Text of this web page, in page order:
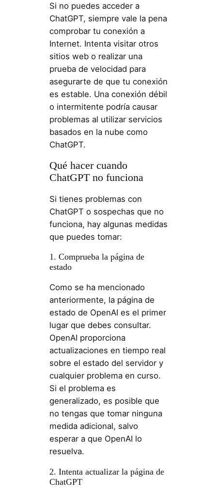
Si no puedes acceder a
ChatGPT, siempre vale la pena
comprobar tu conexión a
Internet. Intenta visitar otros
sitios web o realizar una
prueba de velocidad para
asegurarte de que tu conexión
es estable. Una conexión débil
o intermitente podría causar
problemas al utilizar servicios
basados en la nube como
ChatGPT.
Qué hacer cuando
ChatGPT no funciona
Si tienes problemas con
ChatGPT o sospechas que no
funciona, hay algunas medidas
que puedes tomar:
1. Comprueba la página de
estado
Como se ha mencionado
anteriormente, la página de
estado de OpenAI es el primer
lugar que debes consultar.
OpenAI proporciona
actualizaciones en tiempo real
sobre el estado del servidor y
cualquier problema en curso.
Si el problema es
generalizado, es posible que
no tengas que tomar ninguna
medida adicional, salvo
esperar a que OpenAI lo
resuelva.
2. Intenta actualizar la página de
ChatGPT